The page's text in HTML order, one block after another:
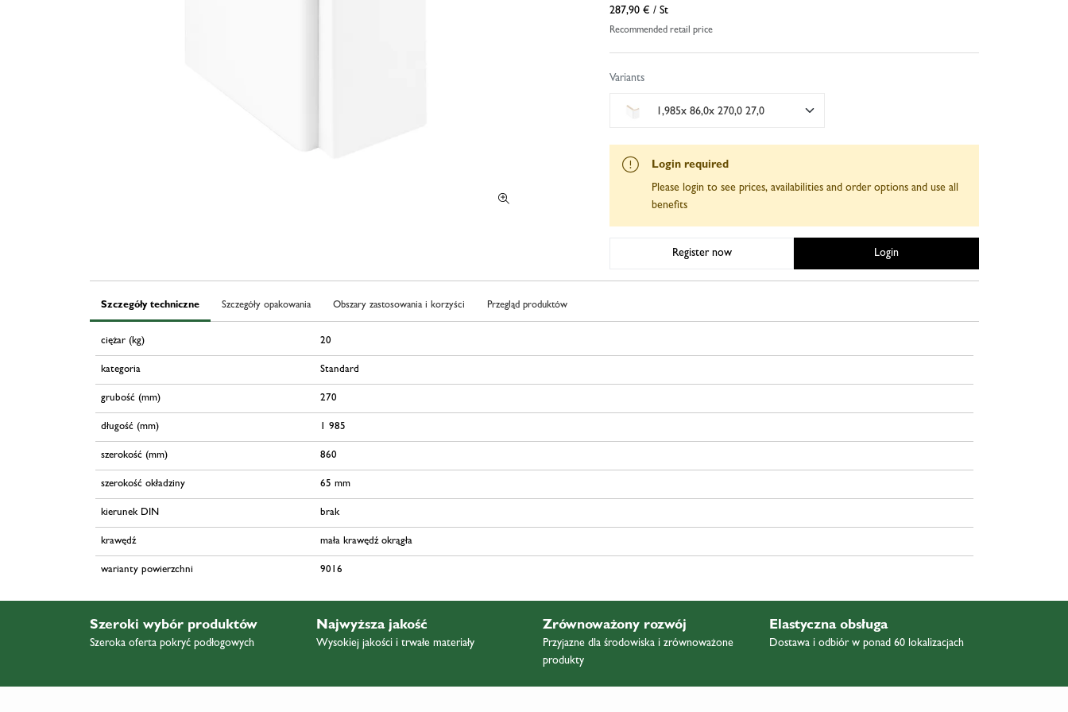
287,90 € / St
Recommended retail price
Variants
1,985x 86,0x 270,0 27,0
Login required
Please login to see prices, availabilities and order options and use all
benefits
Register now Login
Szczegóły techniczne Szczegóły opakowania Obszary zastosowania i korzyści Przegląd produktów
ciężar (kg) 20
kategoria Standard
grubość (mm) 270
długość (mm) 1 985
szerokość (mm) 860
szerokość okładziny 65 mm
kierunek DIN brak
krawędź mała krawędź okrągła
warianty powierzchni 9016
Szeroki wybór produktów
Szeroka oferta pokryć podłogowych
Najwyższa jakość
Wysokiej jakości i trwałe materiały
Zrównoważony rozwój
Przyjazne dla środowiska i zrównoważone
produkty
Elastyczna obsługa
Dostawa i odbiór w ponad 60 lokalizacjach